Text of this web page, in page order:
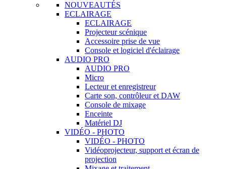
NOUVEAUTÉS
ECLAIRAGE
ECLAIRAGE
Projecteur scénique
Accessoire prise de vue
Console et logiciel d'éclairage
AUDIO PRO
AUDIO PRO
Micro
Lecteur et enregistreur
Carte son, contrôleur et DAW
Console de mixage
Enceinte
Matériel DJ
VIDÉO - PHOTO
VIDÉO - PHOTO
Vidéoprojecteur, support et écran de
projection